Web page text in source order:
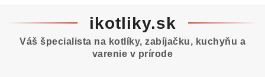
ikotliky.sk
Váš špecialista na kotlíky, zabíjačku, kuchyňu a
varenie v prírode